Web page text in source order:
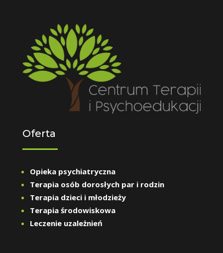
Oferta
Opieka psychiatryczna
Terapia osób dorosłych par i rodzin
Terapia dzieci i młodzieży
Terapia środowiskowa
Leczenie uzależnień